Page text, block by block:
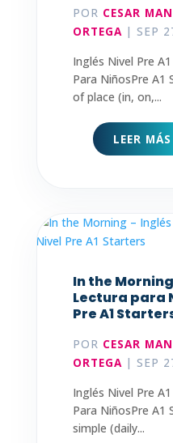
POR CESAR
ORTEGA| SEP
Inglés Nivel Pre
Para NiñosPre A1
of place (in, on,...
LEER MÁS
In the
Lectura para
Pre A1
POR CESAR
ORTEGA| SEP
Inglés Nivel Pre
Para NiñosPre A1
simple (daily...